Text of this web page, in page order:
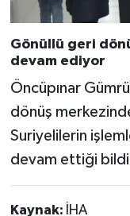
Gönüllü geri
devam ediyor
Öncüpınar
dönüş
Suriyelilerin
devam ettiği
Kaynak: İHA